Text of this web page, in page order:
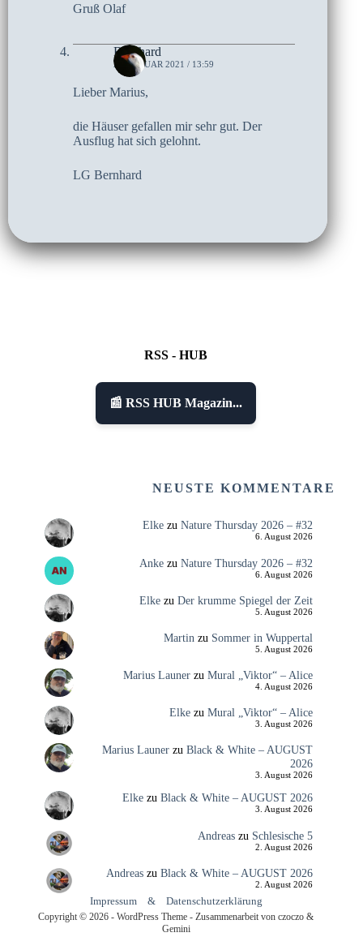
Gruß Olaf
Bernhard
24. JANUAR 2021 / 13:59
Lieber Marius,
die Häuser gefallen mir sehr gut. Der
Ausflug hat sich gelohnt.
LG Bernhard
RSS - HUB
📰 RSS HUB Magazin...
NEUSTE KOMMENTARE
Elkezu Nature Thursday 2026 – #32
6. August 2026
Ankezu Nature Thursday 2026 – #32
6. August 2026
Elkezu Der krumme Spiegel der Zeit
5. August 2026
Martin zu Sommer in Wuppertal
5. August 2026
Marius Launerzu Mural „Viktor“ – Alice
4. August 2026
Elkezu Mural „Viktor“ – Alice
3. August 2026
Marius Launerzu Black & White – AUGUST
2026
3. August 2026
Elkezu Black & White – AUGUST 2026
3. August 2026
Andreaszu Schlesische 5
2. August 2026
Andreaszu Black & White – AUGUST 2026
2. August 2026
Impressum & Datenschutzerklärung
Copyright © 2026 - WordPress Theme - Zusammenarbeit von czoczo &
Gemini